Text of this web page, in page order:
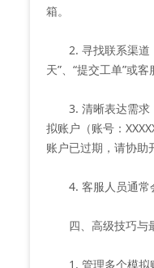
箱。
2. 寻找联系渠道
天”、“提交工单”或客
3. 清晰表达需求
拟账户（账号：
账户已过期，请协助
4. 客服人员通常会
四、高级技巧与
1. 管理多个模拟